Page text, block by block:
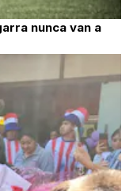
nunca van a